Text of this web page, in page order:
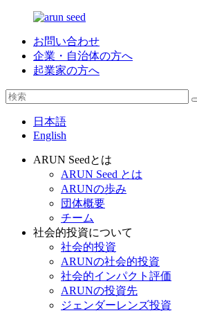
お問い合わせ
企業・自治体の方へ
起業家の方へ
日本語
English
ARUN Seedとは
ARUN Seed とは
ARUNの歩み
団体概要
チーム
社会的投資について
社会的投資
ARUNの社会的投資
社会的インパクト評価
ARUNの投資先
ジェンダーレンズ投資